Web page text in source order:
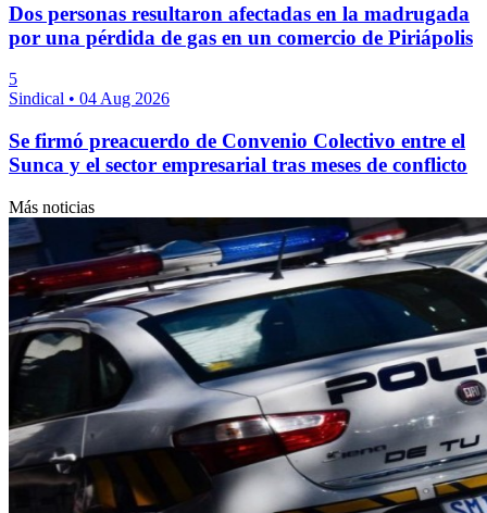
Dos personas resultaron afectadas en la madrugada
por una pérdida de gas en un comercio de Piriápolis
5
Sindical • 04 Aug 2026
Se firmó preacuerdo de Convenio Colectivo entre el
Sunca y el sector empresarial tras meses de conflicto
Más noticias